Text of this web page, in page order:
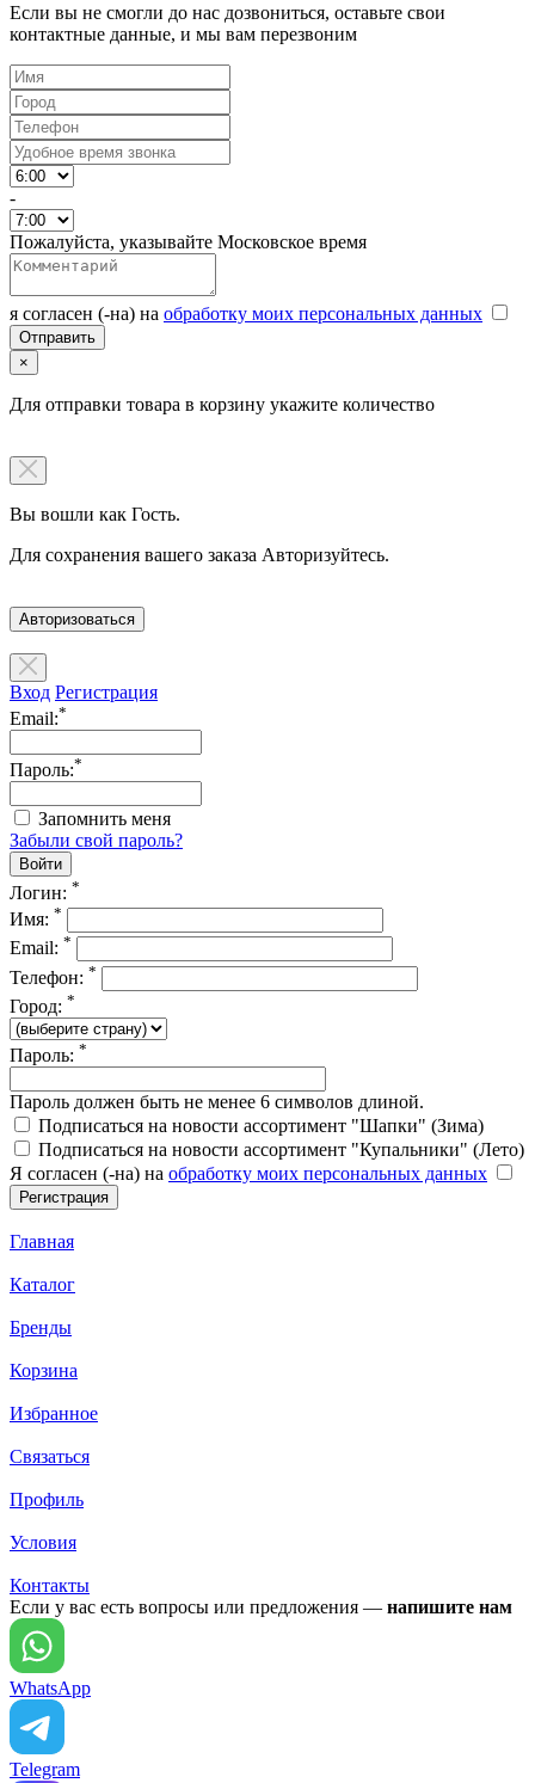
Если вы не смогли до нас дозвониться, оставьте свои
контактные данные, и мы вам перезвоним
-
Пожалуйста, указывайте Московское время
я согласен (-на) на обработку моих персональных данных
×
Для отправки товара в корзину укажите количество
Вы вошли как Гость.
Для сохранения вашего заказа Авторизуйтесь.
Авторизоваться
Вход Регистрация
Email:*
Пароль:*
Запомнить меня
Забыли свой пароль?
Логин: *
Имя: *
Email: *
Телефон: *
Город: *
Пароль: *
Пароль должен быть не менее 6 символов длиной.
Подписаться на новости ассортимент "Шапки" (Зима)
Подписаться на новости ассортимент "Купальники" (Лето)
Я согласен (-на) на обработку моих персональных данных
Главная
Каталог
Бренды
Корзина
Избранное
Связаться
Профиль
Условия
Контакты
Если у вас есть вопросы или предложения — напишите нам
WhatsApp
Telegram